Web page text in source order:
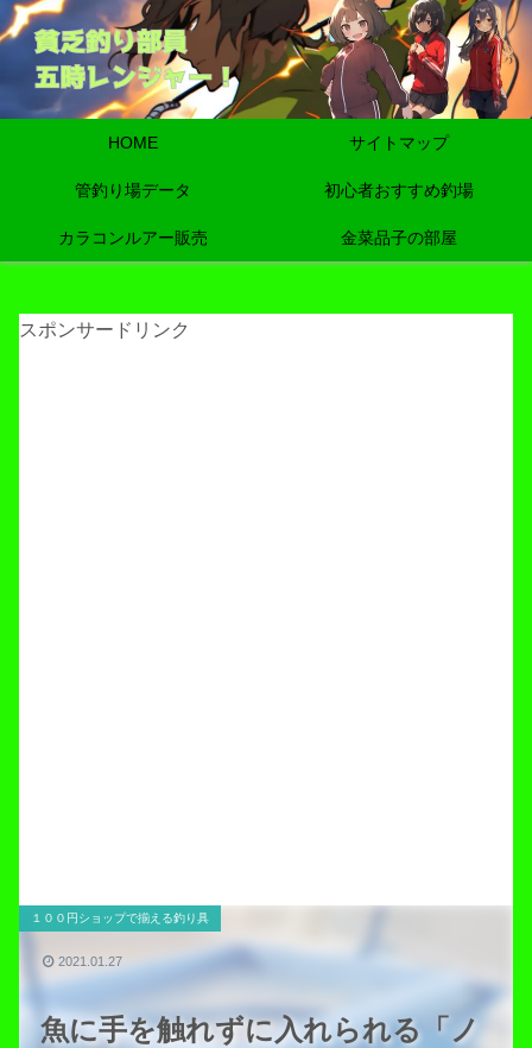
HOME サイトマップ
管釣り場データ 初心者おすすめ釣場
カラコンルアー販売 金菜品子の部屋
スポンサードリンク
魚に手を触れずに入れられる「ノ
１００円ショップで揃える釣り具
2021.01.27